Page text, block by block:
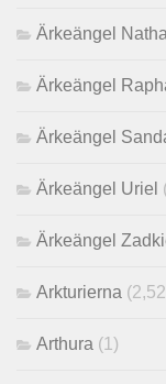
Ärkeängel
Ärkeängel
Ärkeängel
Ärkeängel Uriel
Ärkeängel
Arkturierna
Arthura (1)